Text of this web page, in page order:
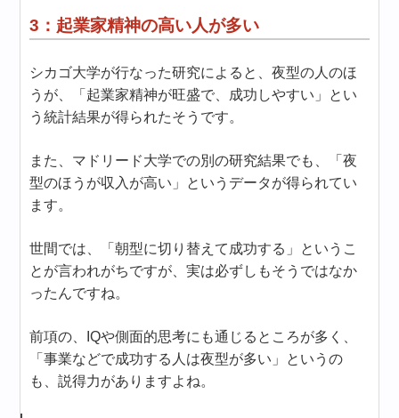
3：起業家精神の高い人が多い
シカゴ大学が行なった研究によると、夜型の人のほ
うが、「起業家精神が旺盛で、成功しやすい」とい
う統計結果が得られたそうです。
また、マドリード大学での別の研究結果でも、「夜
型のほうが収入が高い」というデータが得られてい
ます。
世間では、「朝型に切り替えて成功する」というこ
とが言われがちですが、実は必ずしもそうではなか
ったんですね。
前項の、IQや側面的思考にも通じるところが多く、
「事業などで成功する人は夜型が多い」というの
も、説得力がありますよね。